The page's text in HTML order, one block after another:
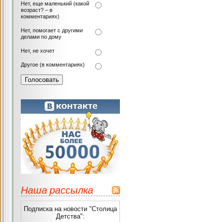
Нет, еще маленький (какой
возраст? – в
комментариях)
Нет, помогает с другими
делами по дому
Нет, не хочет
Другое (в комментариях)
Наша рассылка
Подписка на новости "Столица
Детства":